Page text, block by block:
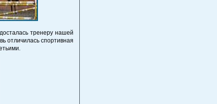
тренеру нашей
отличилась спортивная